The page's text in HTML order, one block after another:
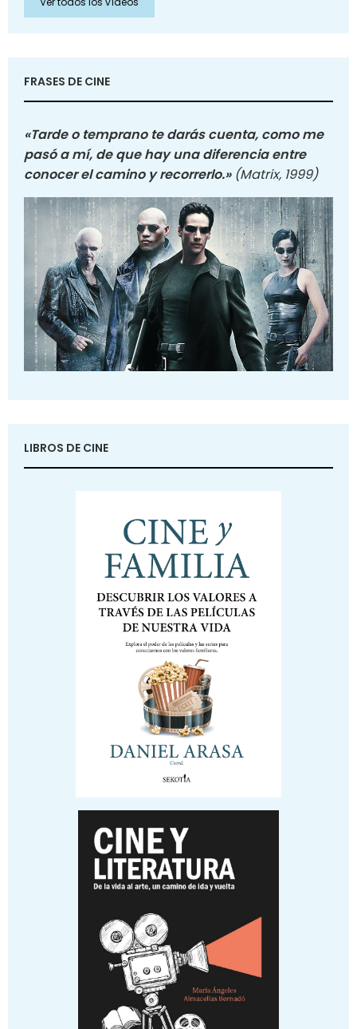
FRASES DE CINE
«Tarde o temprano te darás cuenta, como me
pasó a mí, de que hay una diferencia entre
conocer el camino y recorrerlo.» (Matrix, 1999)
LIBROS DE CINE